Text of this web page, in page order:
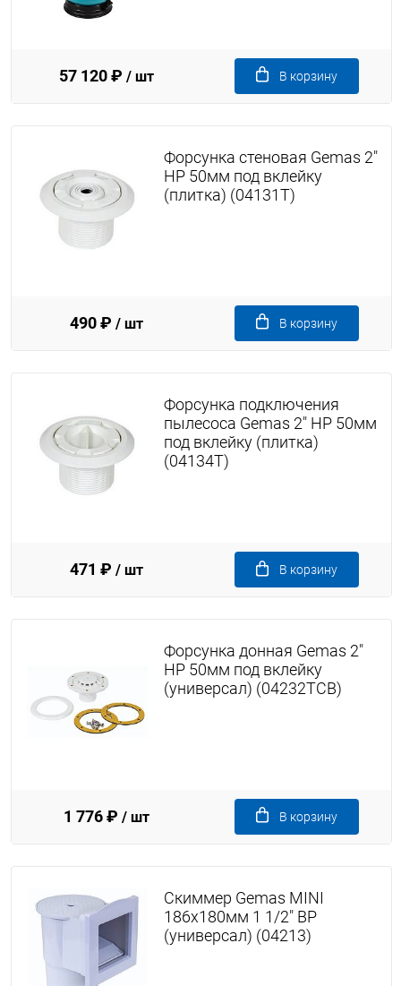
57 120 ₽ / шт В корзину
Форсунка стеновая Gemas 2"
НР 50мм под вклейку
(плитка) (04131T)
490 ₽ / шт В корзину
Форсунка подключения
пылесоса Gemas 2" НР 50мм
под вклейку (плитка)
(04134T)
471 ₽ / шт В корзину
Форсунка донная Gemas 2"
НР 50мм под вклейку
(универсал) (04232TCB)
1 776 ₽ / шт В корзину
Скиммер Gemas MINI
186х180мм 1 1/2" ВР
(универсал) (04213)